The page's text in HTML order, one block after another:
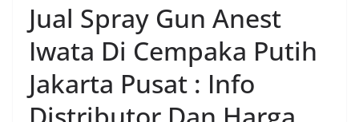
Jual Spray Gun Anest
Iwata Di Cempaka Putih
Jakarta Pusat : Info